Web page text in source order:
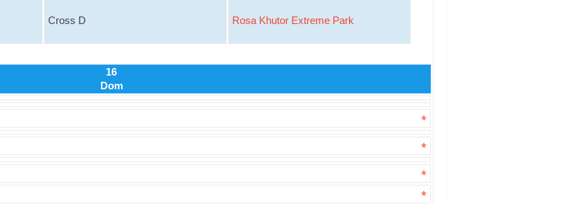
Cross D Rosa Khutor Extreme Park
16
Dom
*
*
*
*